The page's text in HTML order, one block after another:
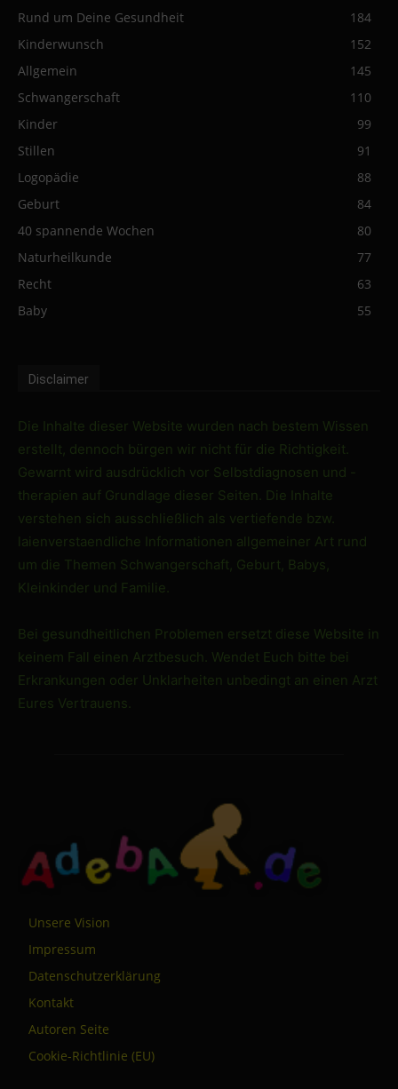
Rund um Deine Gesundheit
184
Kinderwunsch
152
Allgemein
145
Schwangerschaft
110
Kinder
99
Stillen
91
Logopädie
88
Geburt
84
40 spannende Wochen
80
Naturheilkunde
77
Recht
63
Baby
55
Disclaimer
Die Inhalte dieser Website wurden nach bestem Wissen
erstellt, dennoch bürgen wir nicht für die Richtigkeit.
Gewarnt wird ausdrücklich vor Selbstdiagnosen und -
therapien auf Grundlage dieser Seiten. Die Inhalte
verstehen sich ausschließlich als vertiefende bzw.
laienverstaendliche Informationen allgemeiner Art rund
um die Themen Schwangerschaft, Geburt, Babys,
Kleinkinder und Familie.
Bei gesundheitlichen Problemen ersetzt diese Website in
keinem Fall einen Arztbesuch. Wendet Euch bitte bei
Erkrankungen oder Unklarheiten unbedingt an einen Arzt
Eures Vertrauens.
Unsere Vision
Impressum
Datenschutzerklärung
Kontakt
Autoren Seite
Cookie-Richtlinie (EU)